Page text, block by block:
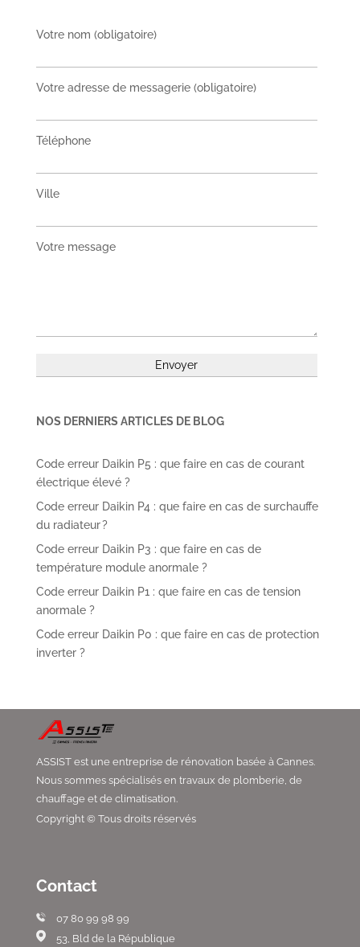
Votre nom (obligatoire)
Votre adresse de messagerie (obligatoire)
Téléphone
Ville
Votre message
NOS DERNIERS ARTICLES DE BLOG
Code erreur Daikin P5 : que faire en cas de courant
électrique élevé ?
Code erreur Daikin P4 : que faire en cas de surchauffe
du radiateur ?
Code erreur Daikin P3 : que faire en cas de
température module anormale ?
Code erreur Daikin P1 : que faire en cas de tension
anormale ?
Code erreur Daikin P0 : que faire en cas de protection
inverter ?
ASSIST est une entreprise de rénovation basée à Cannes.
Nous sommes spécialisés en travaux de plomberie, de
chauffage et de climatisation.
Copyright © Tous droits réservés
Contact
07 80 99 98 99
53, Bld de la République